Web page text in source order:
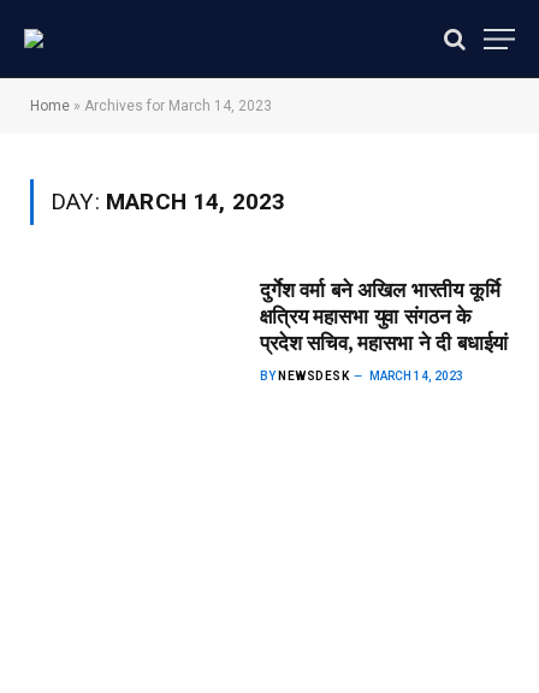
Home » Archives for March 14, 2023
DAY: MARCH 14, 2023
दुर्गेश वर्मा बने अखिल भारतीय कूर्मि
क्षत्रिय महासभा युवा संगठन के
प्रदेश सचिव, महासभा ने दी बधाईयां
BY NEWSDESK MARCH 14, 2023